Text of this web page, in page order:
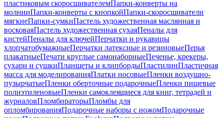
пластиковым скоросшивателемПапки-конверты на
молнииПапки-конверты с кнопкойПапки-скоросшиватели
мягкиеПапки-сумкиПастель художественная маслянная и
восковаяПастель художественная сухаяПеналы для
кистейПеналы для ключейПерчатки и рукавицы
хлопчатобумажныеПерчатки латексные и резиновыеПерья
плакатныеПечати круглые самонаборныеПеченье, крекеры,
сухари и сушкиПланшеты и клипбордыПластилинПластичная
масса для моделированияПлатки носовыеПленки воздушно-
пузырчатыеПленки оберточные подарочныеПленки пищевые
полиэтиленовыеПленки самоклеящиеся для книг, тетрадей и
журналовПломбираторыПломбы для
опломбированияПодарочные наборы с ножомПодарочные